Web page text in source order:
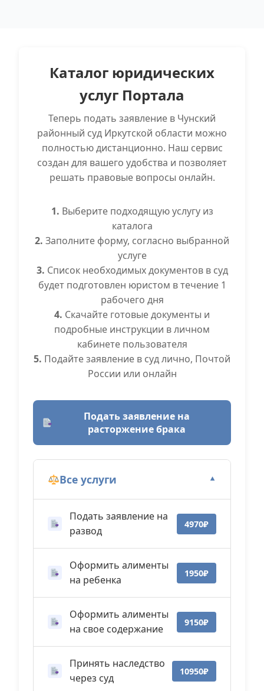
Каталог юридических
услуг Портала
Теперь подать заявление в Чунский
районный суд Иркутской области можно
полностью дистанционно. Наш сервис
создан для вашего удобства и позволяет
решать правовые вопросы онлайн.
1. Выберите подходящую услугу из
каталога
2. Заполните форму, согласно выбранной
услуге
3. Список необходимых документов в суд
будет подготовлен юристом в течение 1
рабочего дня
4. Скачайте готовые документы и
подробные инструкции в личном
кабинете пользователя
5. Подайте заявление в суд лично, Почтой
России или онлайн
Подать заявление на
расторжение брака
Все услуги ▼
Подать заявление на
развод
4970₽
Оформить алименты
на ребенка
1950₽
Оформить алименты
на свое содержание
9150₽
Принять наследство
через суд
10950₽